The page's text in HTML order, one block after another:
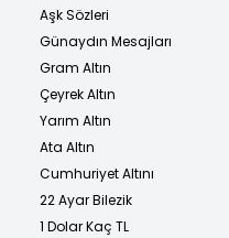
Aşk Sözleri
Günaydın Mesajları
Gram Altın
Çeyrek Altın
Yarım Altın
Ata Altın
Cumhuriyet Altını
22 Ayar Bilezik
1 Dolar Kaç TL